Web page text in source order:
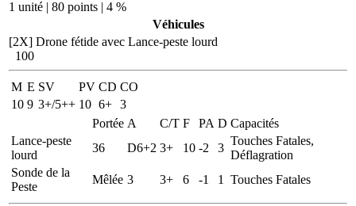
1 unité | 80 points | 4 %
Véhicules
[2X] Drone fétide avec Lance-peste lourd
100
M E SV PV CD CO
10 9 3+/5++ 10 6+ 3
Portée A C/T F PA D Capacités
Lance-peste
lourd
36 D6+2 3+ 10 -2 3
Touches Fatales,
Déflagration
Sonde de la
Peste
Mêlée 3 3+ 6 -1 1 Touches Fatales